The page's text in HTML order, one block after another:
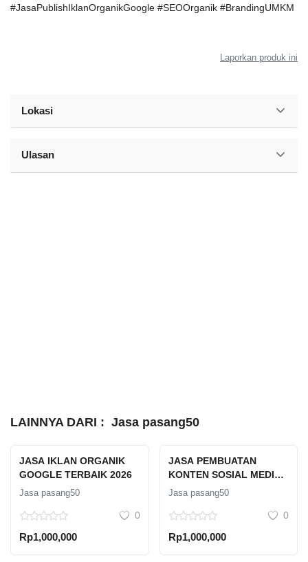
#JasaPublishIklanOrganikGoogle #SEOOrganik #BrandingUMKM
Laporkan produk ini
Lokasi
Ulasan
LAINNYA DARI : Jasa pasang50
JASA IKLAN ORGANIK
GOOGLE TERBAIK 2026
Jasa pasang50
0
Rp1,000,000
JASA PEMBUATAN
KONTEN SOSIAL MEDIA
PROFESIONAL
Jasa pasang50
0
Rp1,000,000